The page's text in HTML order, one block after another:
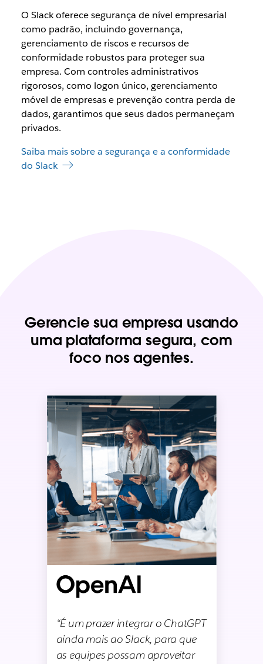
O Slack oferece segurança de nível empresarial
como padrão, incluindo governança,
gerenciamento de riscos e recursos de
conformidade robustos para proteger sua
empresa. Com controles administrativos
rigorosos, como logon único, gerenciamento
móvel de empresas e prevenção contra perda de
dados, garantimos que seus dados permaneçam
privados.
Saiba mais sobre a segurança e a conformidade
do Slack
Gerencie sua empresa usando
uma plataforma segura, com
foco nos agentes.
“É um prazer integrar o ChatGPT
ainda mais ao Slack, para que
as equipes possam aproveitar